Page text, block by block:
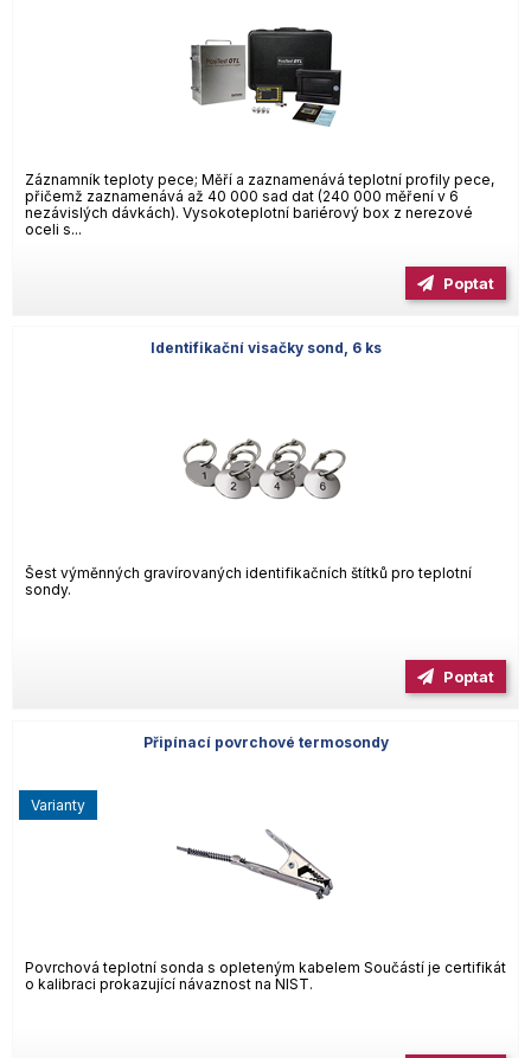
Záznamník teploty pece; Měří a zaznamenává teplotní profily pece,
přičemž zaznamenává až 40 000 sad dat (240 000 měření v 6
nezávislých dávkách). Vysokoteplotní bariérový box z nerezové
oceli s...
Poptat
Identifikační visačky sond, 6 ks
Šest výměnných gravírovaných identifikačních štítků pro teplotní
sondy.
Poptat
Připínací povrchové termosondy
Povrchová teplotní sonda s opleteným kabelem Součástí je certifikát
o kalibraci prokazující návaznost na NIST.
varianty